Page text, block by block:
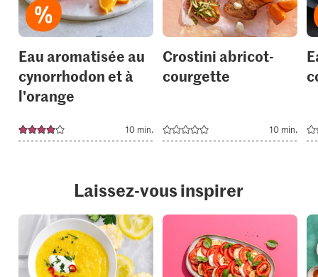
Eau aromatisée au
cynorrhodon et à
l'orange
10 min.
Crostini abricot-
courgette
10 min.
Laissez-vous inspirer